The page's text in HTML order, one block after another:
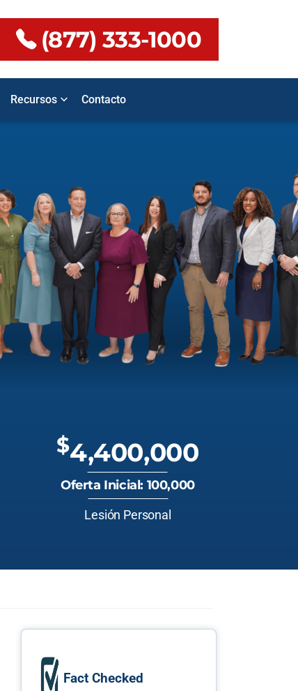
(877) 333-1000
Recursos Contacto
$4,400,000
Oferta Inicial: 100,000
Lesión Personal
Fact Checked